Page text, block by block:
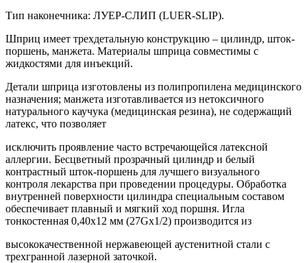
Тип наконечника: ЛУЕР-СЛИП (LUER-SLIP).
Шприц имеет трехдетальную конструкцию – цилиндр, шток-
поршень, манжета. Материалы шприца совместимы с
жидкостями для инъекций.
Детали шприца изготовлены из полипропилена медицинского
назначения; манжета изготавливается из нетоксичного
натурального каучука (медицинская резина), не содержащий
латекс, что позволяет
исключить проявление часто встречающейся латексной
аллергии. Бесцветный прозрачный цилиндр и белый
контрастный шток-поршень для лучшего визуального
контроля лекарства при проведении процедуры. Обработка
внутренней поверхности цилиндра специальным составом
обеспечивает плавный и мягкий ход поршня. Игла
тонкостенная 0,40х12 мм (27Gx1/2) производится из
высококачественной нержавеющей аустенитной стали с
трехгранной лазерной заточкой.